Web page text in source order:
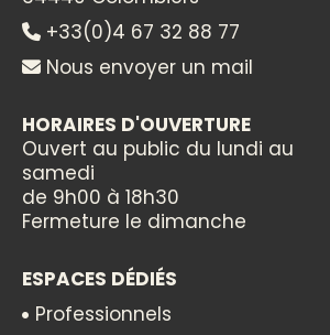
+33(0)4 67 32 88 77
Nous envoyer un mail
HORAIRES D'OUVERTURE
Ouvert au public du lundi au
samedi
de 9h00 à 18h30
Fermeture le dimanche
ESPACES DÉDIÉS
Professionnels